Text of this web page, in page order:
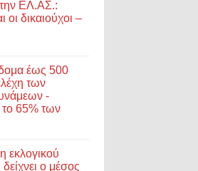
ΕΛ.ΑΣ.:
οι δικαιούχοι –
έως 500
των
-
το 65% των
εκλογικού
ο μέσος